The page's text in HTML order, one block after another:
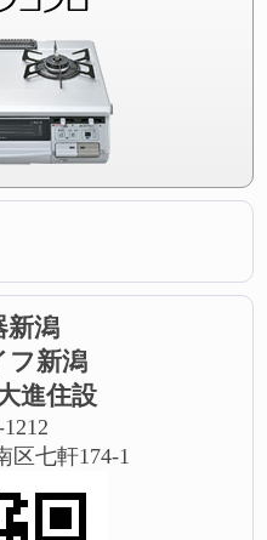
新潟
フ新潟
進住設
区七軒174-1